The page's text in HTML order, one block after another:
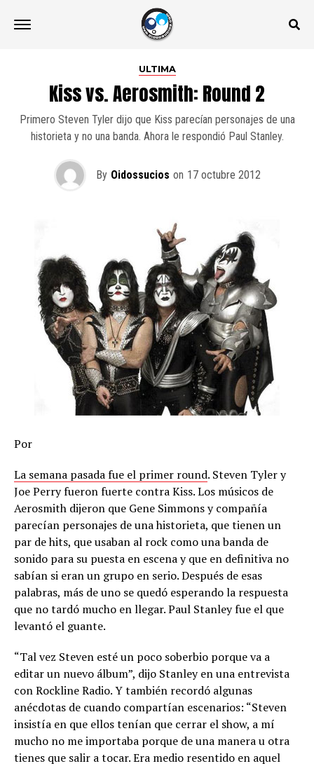
ULTIMA
Kiss vs. Aerosmith: Round 2
Primero Steven Tyler dijo que Kiss parecían personajes de una
historieta y no una banda. Ahora le respondió Paul Stanley.
By Oidossucios on 17 octubre 2012
Por
La semana pasada fue el primer round. Steven Tyler y
Joe Perry fueron fuerte contra Kiss. Los músicos de
Aerosmith dijeron que Gene Simmons y compañía
parecían personajes de una historieta, que tienen un
par de hits, que usaban al rock como una banda de
sonido para su puesta en escena y que en definitiva no
sabían si eran un grupo en serio. Después de esas
palabras, más de uno se quedó esperando la respuesta
que no tardó mucho en llegar. Paul Stanley fue el que
levantó el guante.
“Tal vez Steven esté un poco soberbio porque va a
editar un nuevo álbum”, dijo Stanley en una entrevista
con Rockline Radio. Y también recordó algunas
anécdotas de cuando compartían escenarios: “Steven
insistía en que ellos tenían que cerrar el show, a mí
mucho no me importaba porque de una manera u otra
tienes que salir a tocar. Era medio resentido en aquel